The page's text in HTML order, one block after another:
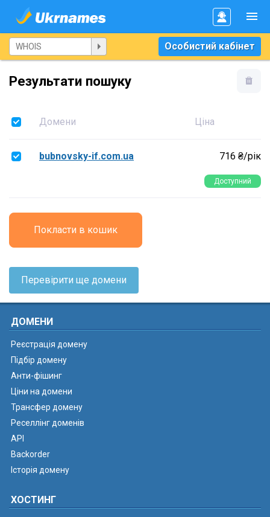
Особистий кабінет
Результати пошуку
Домени Ціна
bubnovsky-if.com.ua 716 ₴/рік
Доступний
Покласти в кошик
Перевірити ще домени
ДОМЕНИ
Реєстрація домену
Підбір домену
Анти-фішинг
Ціни на домени
Трансфер домену
Реселлінг доменів
API
Backorder
Історія домену
ХОСТИНГ